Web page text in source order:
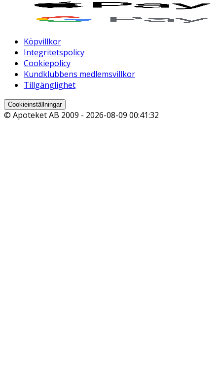
Köpvillkor
Integritetspolicy
Cookiepolicy
Kundklubbens medlemsvillkor
Tillgänglighet
Cookieinställningar
© Apoteket AB 2009 - 2026-08-09 00:41:32